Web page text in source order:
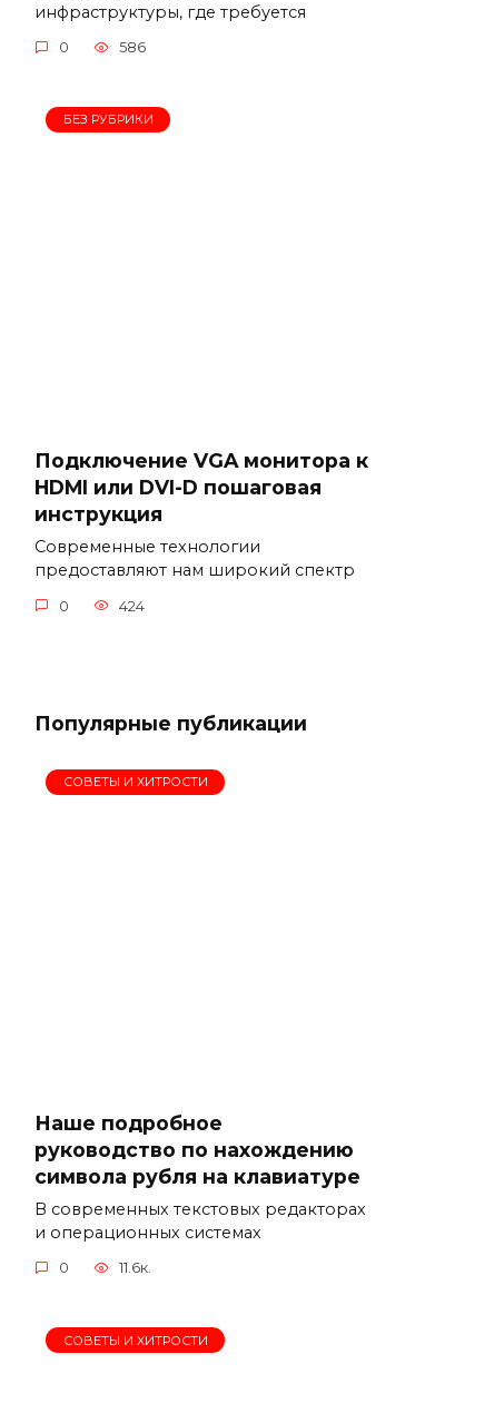
инфраструктуры, где требуется
0 586
БЕЗ РУБРИКИ
Подключение VGA монитора к
HDMI или DVI-D пошаговая
инструкция
Современные технологии
предоставляют нам широкий спектр
0 424
Популярные публикации
СОВЕТЫ И ХИТРОСТИ
Наше подробное
руководство по нахождению
символа рубля на клавиатуре
В современных текстовых редакторах
и операционных системах
0 11.6к.
СОВЕТЫ И ХИТРОСТИ